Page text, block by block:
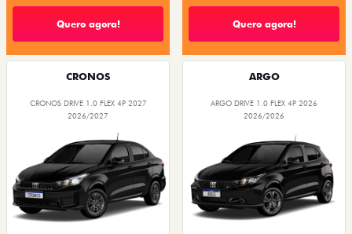
Quero agora! Quero agora!
CRONOS
CRONOS DRIVE 1.0 FLEX 4P 2027
2026/2027
ARGO
ARGO DRIVE 1.0 FLEX 4P 2026
2026/2026